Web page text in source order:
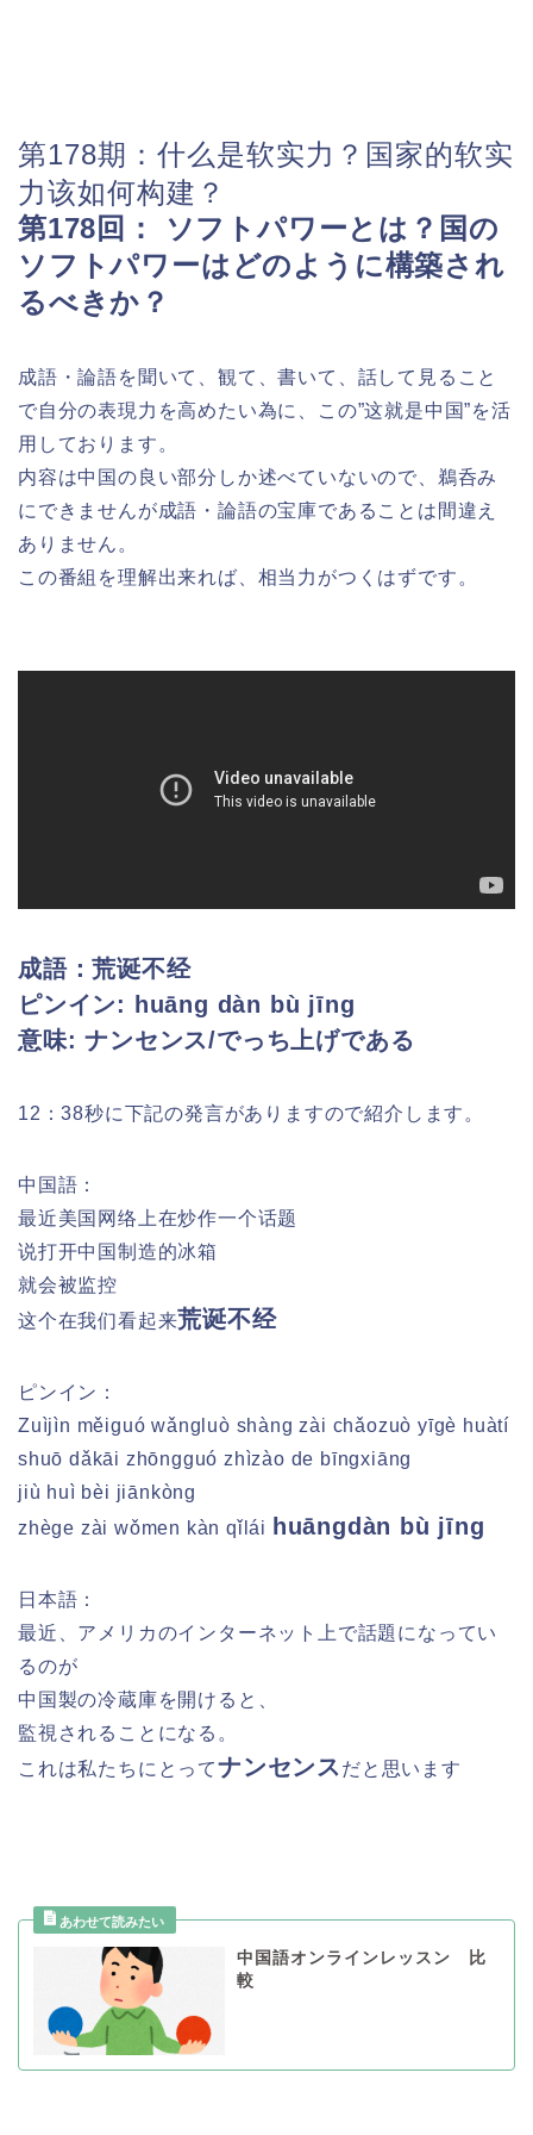
第178期：什么是软实力？国家的软实
力该如何构建？
第178回： ソフトパワーとは？国の
ソフトパワーはどのように構築され
るべきか？
成語・論語を聞いて、観て、書いて、話して見ること
で自分の表現力を高めたい為に、この”这就是中国”を活
用しております。
内容は中国の良い部分しか述べていないので、鵜呑み
にできませんが成語・論語の宝庫であることは間違え
ありません。
この番組を理解出来れば、相当力がつくはずです。
成語：荒诞不经
ピンイン: huāng dàn bù jīng
意味: ナンセンス/でっち上げである
12：38秒に下記の発言がありますので紹介します。
中国語：
最近美国网络上在炒作一个话题
说打开中国制造的冰箱
就会被监控
这个在我们看起来荒诞不经
ピンイン：
Zuìjìn měiguó wǎngluò shàng zài chǎozuò yīgè huàtí
shuō dǎkāi zhōngguó zhìzào de bīngxiāng
jiù huì bèi jiānkòng
zhège zài wǒmen kàn qǐlái
huāngdàn bù jīng
日本語：
最近、アメリカのインターネット上で話題になってい
るのが
中国製の冷蔵庫を開けると、
監視されることになる。
これは私たちにとってナンセンス だと思います
中国語オンラインレッスン 比
較